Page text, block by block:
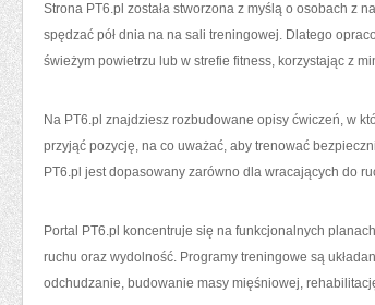
Strona PT6.pl została stworzona z myślą o osobach z
spędzać pół dnia na na sali treningowej. Dlatego
świeżym powietrzu lub w strefie fitness, korzystając z
Na PT6.pl znajdziesz rozbudowane opisy ćwiczeń, w
przyjąć pozycję, na co uważać, aby trenować
PT6.pl jest dopasowany zarówno dla wracających do
Portal PT6.pl koncentruje się na funkcjonalnych
ruchu oraz wydolność. Programy treningowe są
odchudzanie, budowanie masy mięśniowej,